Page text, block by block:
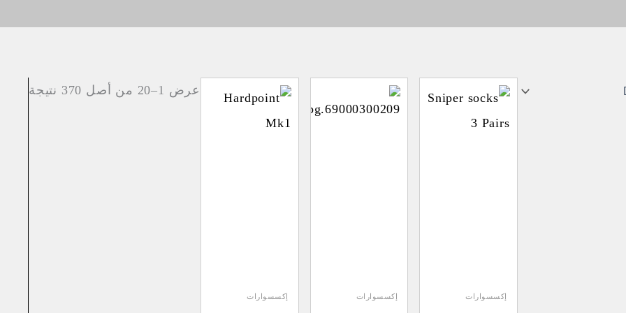
عرض 1–20 من أصل 370 نتيجة
إكسسوارات إكسسوارات إكسسوارات